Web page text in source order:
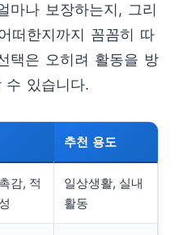
마나 보장하는지, 그리
떠한지까지 꼼꼼히 따
택은 오히려 활동을 방
수 있습니다.
추천 용도
감, 적
일상생활, 실내
활동